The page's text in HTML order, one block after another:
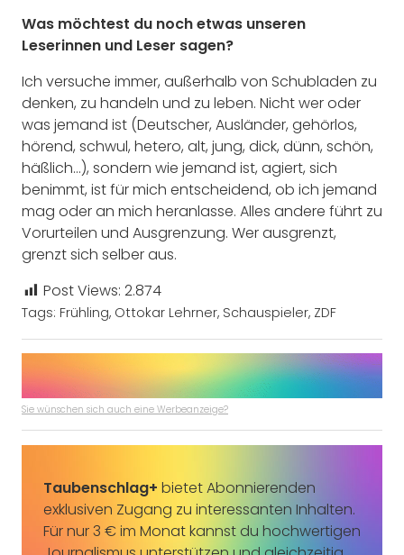
Was möchtest du noch etwas unseren
Leserinnen und Leser sagen?
Ich versuche immer, außerhalb von Schubladen zu
denken, zu handeln und zu leben. Nicht wer oder
was jemand ist (Deutscher, Ausländer, gehörlos,
hörend, schwul, hetero, alt, jung, dick, dünn, schön,
häßlich…), sondern wie jemand ist, agiert, sich
benimmt, ist für mich entscheidend, ob ich jemand
mag oder an mich heranlasse. Alles andere führt zu
Vorurteilen und Ausgrenzung. Wer ausgrenzt,
grenzt sich selber aus.
Post Views: 2.874
Tags: Frühling, Ottokar Lehrner, Schauspieler, ZDF
Sie wünschen sich auch eine Werbeanzeige?
Taubenschlag+ bietet Abonnierenden
exklusiven Zugang zu interessanten Inhalten.
Für nur 3 € im Monat kannst du hochwertigen